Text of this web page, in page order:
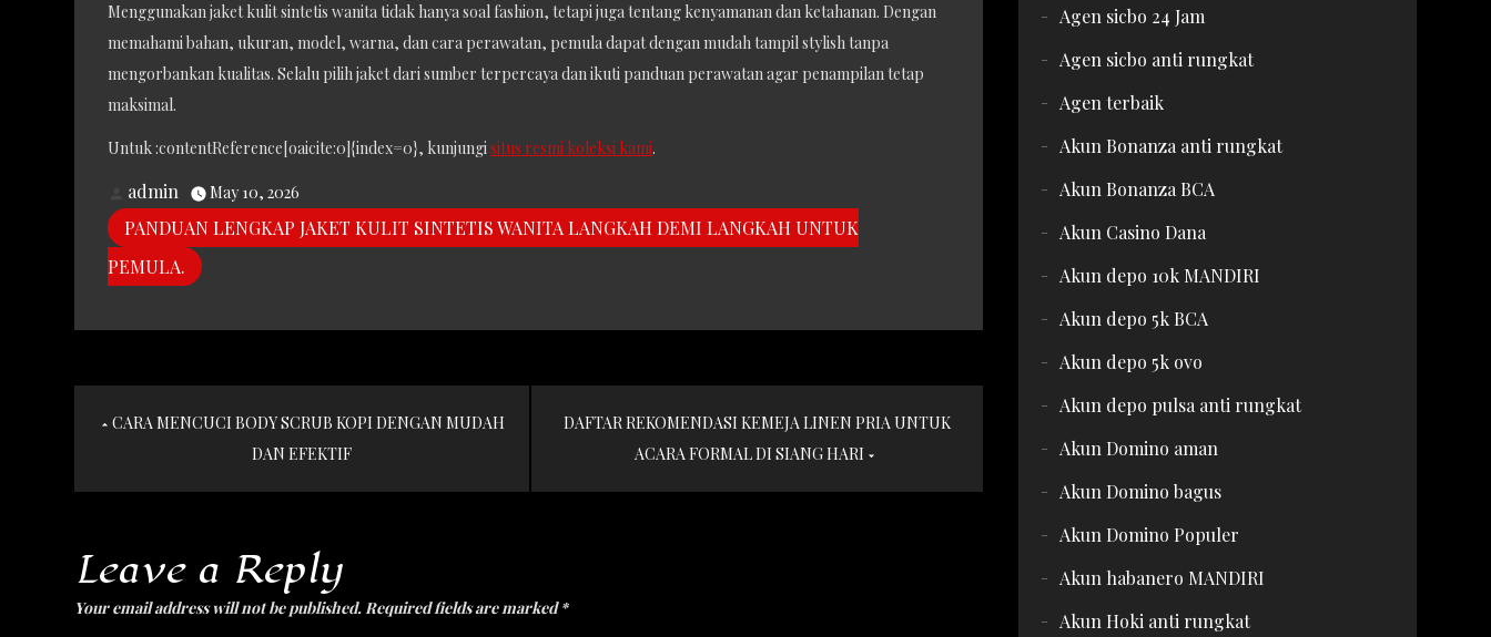
Menggunakan jaket kulit sintetis wanita tidak hanya soal fashion, tetapi juga tentang kenyamanan dan ketahanan. Dengan
memahami bahan, ukuran, model, warna, dan cara perawatan, pemula dapat dengan mudah tampil stylish tanpa
mengorbankan kualitas. Selalu pilih jaket dari sumber terpercaya dan ikuti panduan perawatan agar penampilan tetap
maksimal.
Untuk :contentReference[oaicite:0]{index=0}, kunjungisitus resmi koleksi kami.
admin May 10, 2026
PANDUAN LENGKAP JAKET KULIT SINTETIS WANITA LANGKAH DEMI LANGKAH UNTUK
PEMULA.
Post
navigation
CARA MENCUCI BODY SCRUB KOPI DENGAN MUDAH
DAN EFEKTIF
DAFTAR REKOMENDASI KEMEJA LINEN PRIA UNTUK
ACARA FORMAL DI SIANG HARI
Leave a Reply
Your email address will not be published.Required fields are marked*
Agen sicbo 24 Jam
Agen sicbo anti rungkat
Agen terbaik
Akun Bonanza anti rungkat
Akun Bonanza BCA
Akun Casino Dana
Akun depo 10k MANDIRI
Akun depo 5k BCA
Akun depo 5k ovo
Akun depo pulsa anti rungkat
Akun Domino aman
Akun Domino bagus
Akun Domino Populer
Akun habanero MANDIRI
Akun Hoki anti rungkat